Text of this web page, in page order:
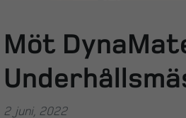
Möt
2 juni, 2022